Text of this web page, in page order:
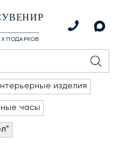
ПОДАРКОВ
изделия
часы